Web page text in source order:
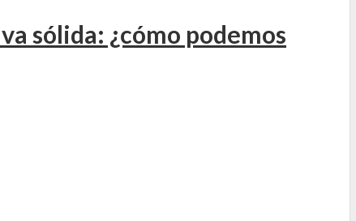
sólida: ¿cómo podemos